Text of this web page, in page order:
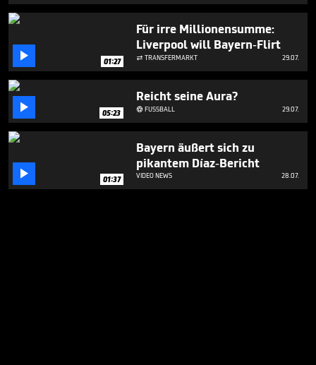
 01:27
Für irre Millionensumme:
Liverpool will Bayern-Flirt
 TRANSFERMARKT 29.07.
 05:23
Reicht seine Aura?
FUSSBALL 29.07.
 01:37
Bayern äußert sich zu
pikantem Díaz-Bericht
VIDEO NEWS 28.07.